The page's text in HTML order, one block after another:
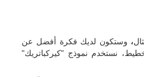
، وستكون لديك فكرة أفضل عن
نستخدم نموذج "كيركباتريك"